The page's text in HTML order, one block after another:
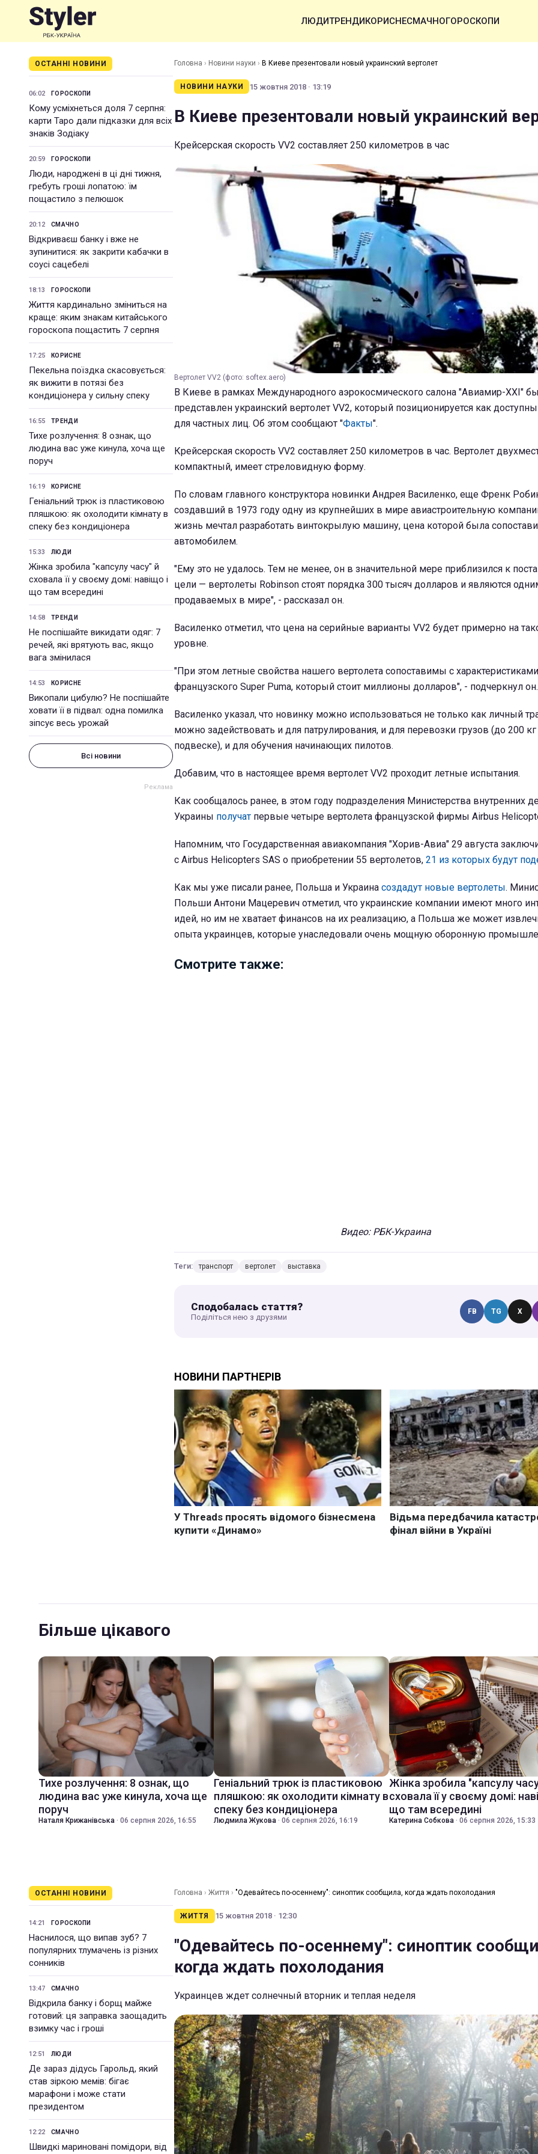
ЛЮДИТРЕНДИКОРИСНЕСМАЧНОГОРОСКОПИ
ОСТАННІ НОВИНИ
06:02 ГОРОСКОПИ
Кому усміхнеться доля 7 серпня:
карти Таро дали підказки для всіх
знаків Зодіаку
20:59 ГОРОСКОПИ
Люди, народжені в ці дні тижня,
гребуть гроші лопатою: їм
пощастило з пелюшок
20:12 СМАЧНО
Відкриваєш банку і вже не
зупинитися: як закрити кабачки в
соусі сацебелі
18:13 ГОРОСКОПИ
Життя кардинально зміниться на
краще: яким знакам китайського
гороскопа пощастить 7 серпня
17:25 КОРИСНЕ
Пекельна поїздка скасовується:
як вижити в потязі без
кондиціонера у сильну спеку
16:55 ТРЕНДИ
Тихе розлучення: 8 ознак, що
людина вас уже кинула, хоча ще
поруч
16:19 КОРИСНЕ
Геніальний трюк із пластиковою
пляшкою: як охолодити кімнату в
спеку без кондиціонера
15:33 ЛЮДИ
Жінка зробила "капсулу часу" й
сховала її у своєму домі: навіщо і
що там всередині
14:58 ТРЕНДИ
Не поспішайте викидати одяг: 7
речей, які врятують вас, якщо
вага змінилася
14:53 КОРИСНЕ
Викопали цибулю? Не поспішайте
ховати її в підвал: одна помилка
зіпсує весь урожай
Всі новини
Головна › Новини науки › В Киеве презентовали новый украинский вертолет
НОВИНИ НАУКИ 15 жовтня 2018 · 13:19
В Киеве презентовали новый украинский
Крейсерская скорость VV2 составляет 250 километров в час
Вертолет VV2 (фото: softex.aero)
В Киеве в рамках Международного аэрокосмического салона "Авиамир-XXI"
представлен украинский вертолет VV2, который позиционируется как
для частных лиц. Об этом сообщают "Факты".
Крейсерская скорость VV2 составляет 250 километров в час. Вертолет
компактный, имеет стреловидную форму.
По словам главного конструктора новинки Андрея Василенко, еще Френк
создавший в 1973 году одну из крупнейших в мире авиастроительную
жизнь мечтал разработать винтокрылую машину, цена которой была
автомобилем.
"Ему это не удалось. Тем не менее, он в значительной мере приблизился к
цели — вертолеты Robinson стоят порядка 300 тысяч долларов и являются
продаваемых в мире", - рассказал он.
Василенко отметил, что цена на серийные варианты VV2 будет примерно на
уровне.
"При этом летные свойства нашего вертолета сопоставимы с характеристиками
французского Super Pumа, который стоит миллионы долларов", - подчеркнул он.
Василенко указал, что новинку можно использоваться не только как личный
можно задействовать и для патрулирования, и для перевозки грузов (до 200
подвеске), и для обучения начинающих пилотов.
Добавим, что в настоящее время вертолет VV2 проходит летные испытания.
Как сообщалось ранее, в этом году подразделения Министерства внутренних
Украины получат первые четыре вертолета французской фирмы Airbus
Напомним, что Государственная авиакомпания "Хорив-Авиа" 29 августа
с Airbus Helicopters SAS о приобретении 55 вертолетов, 21 из которых будут
Как мы уже писали ранее, Польша и Украина создадут новые вертолеты.
Польши Антони Мацеревич отметил, что украинские компании имеют много
идей, но им не хватает финансов на их реализацию, а Польша же может
опыта украинцев, которые унаследовали очень мощную оборонную
Смотрите также:
Видео: РБК-Украина
Теги: транспорт вертолет выставка
Сподобалась стаття?
Поділіться нею з друзями
FB TG X
Більше цікавого
Тихе розлучення: 8 ознак, що
людина вас уже кинула, хоча ще
поруч
Наталя Крижанівська · 06 серпня 2026, 16:55
Геніальний трюк із пластиковою
пляшкою: як охолодити кімнату в
спеку без кондиціонера
Людмила Жукова · 06 серпня 2026, 16:19
Жінка зробила "капсулу
сховала її у своєму домі:
що там всередині
Катерина Собкова · 06 серпня 2026, 15:33
ОСТАННІ НОВИНИ
14:21 ГОРОСКОПИ
Наснилося, що випав зуб? 7
популярних тлумачень із різних
сонників
13:47 СМАЧНО
Відкрила банку і борщ майже
готовий: ця заправка заощадить
взимку час і гроші
12:51 ЛЮДИ
Де зараз дідусь Гарольд, який
став зіркою мемів: бігає
марафони і може стати
президентом
12:22 СМАЧНО
Швидкі мариновані помідори, від
Головна › Життя › "Одевайтесь по-осеннему": синоптик сообщила, когда ждать похолодания
ЖИТТЯ 15 жовтня 2018 · 12:30
"Одевайтесь по-осеннему": синоптик
когда ждать похолодания
Украинцев ждет солнечный вторник и теплая неделя